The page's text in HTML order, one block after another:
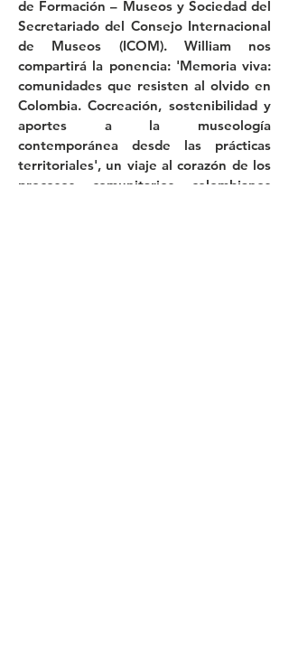
de Formación – Museos y Sociedad del
Secretariado del Consejo Internacional
de Museos (ICOM). William nos
compartirá la ponencia: 'Memoria viva:
comunidades que resisten al olvido en
Colombia. Cocreación, sostenibilidad y
aportes a la museología
contemporánea desde las prácticas
territoriales', un viaje al corazón de los
procesos comunitarios colombianos